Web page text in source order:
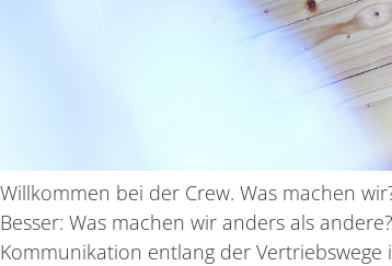
Willkommen bei der Crew. Was machen
Besser: Was machen wir anders als
Kommunikation entlang der Vertriebswege